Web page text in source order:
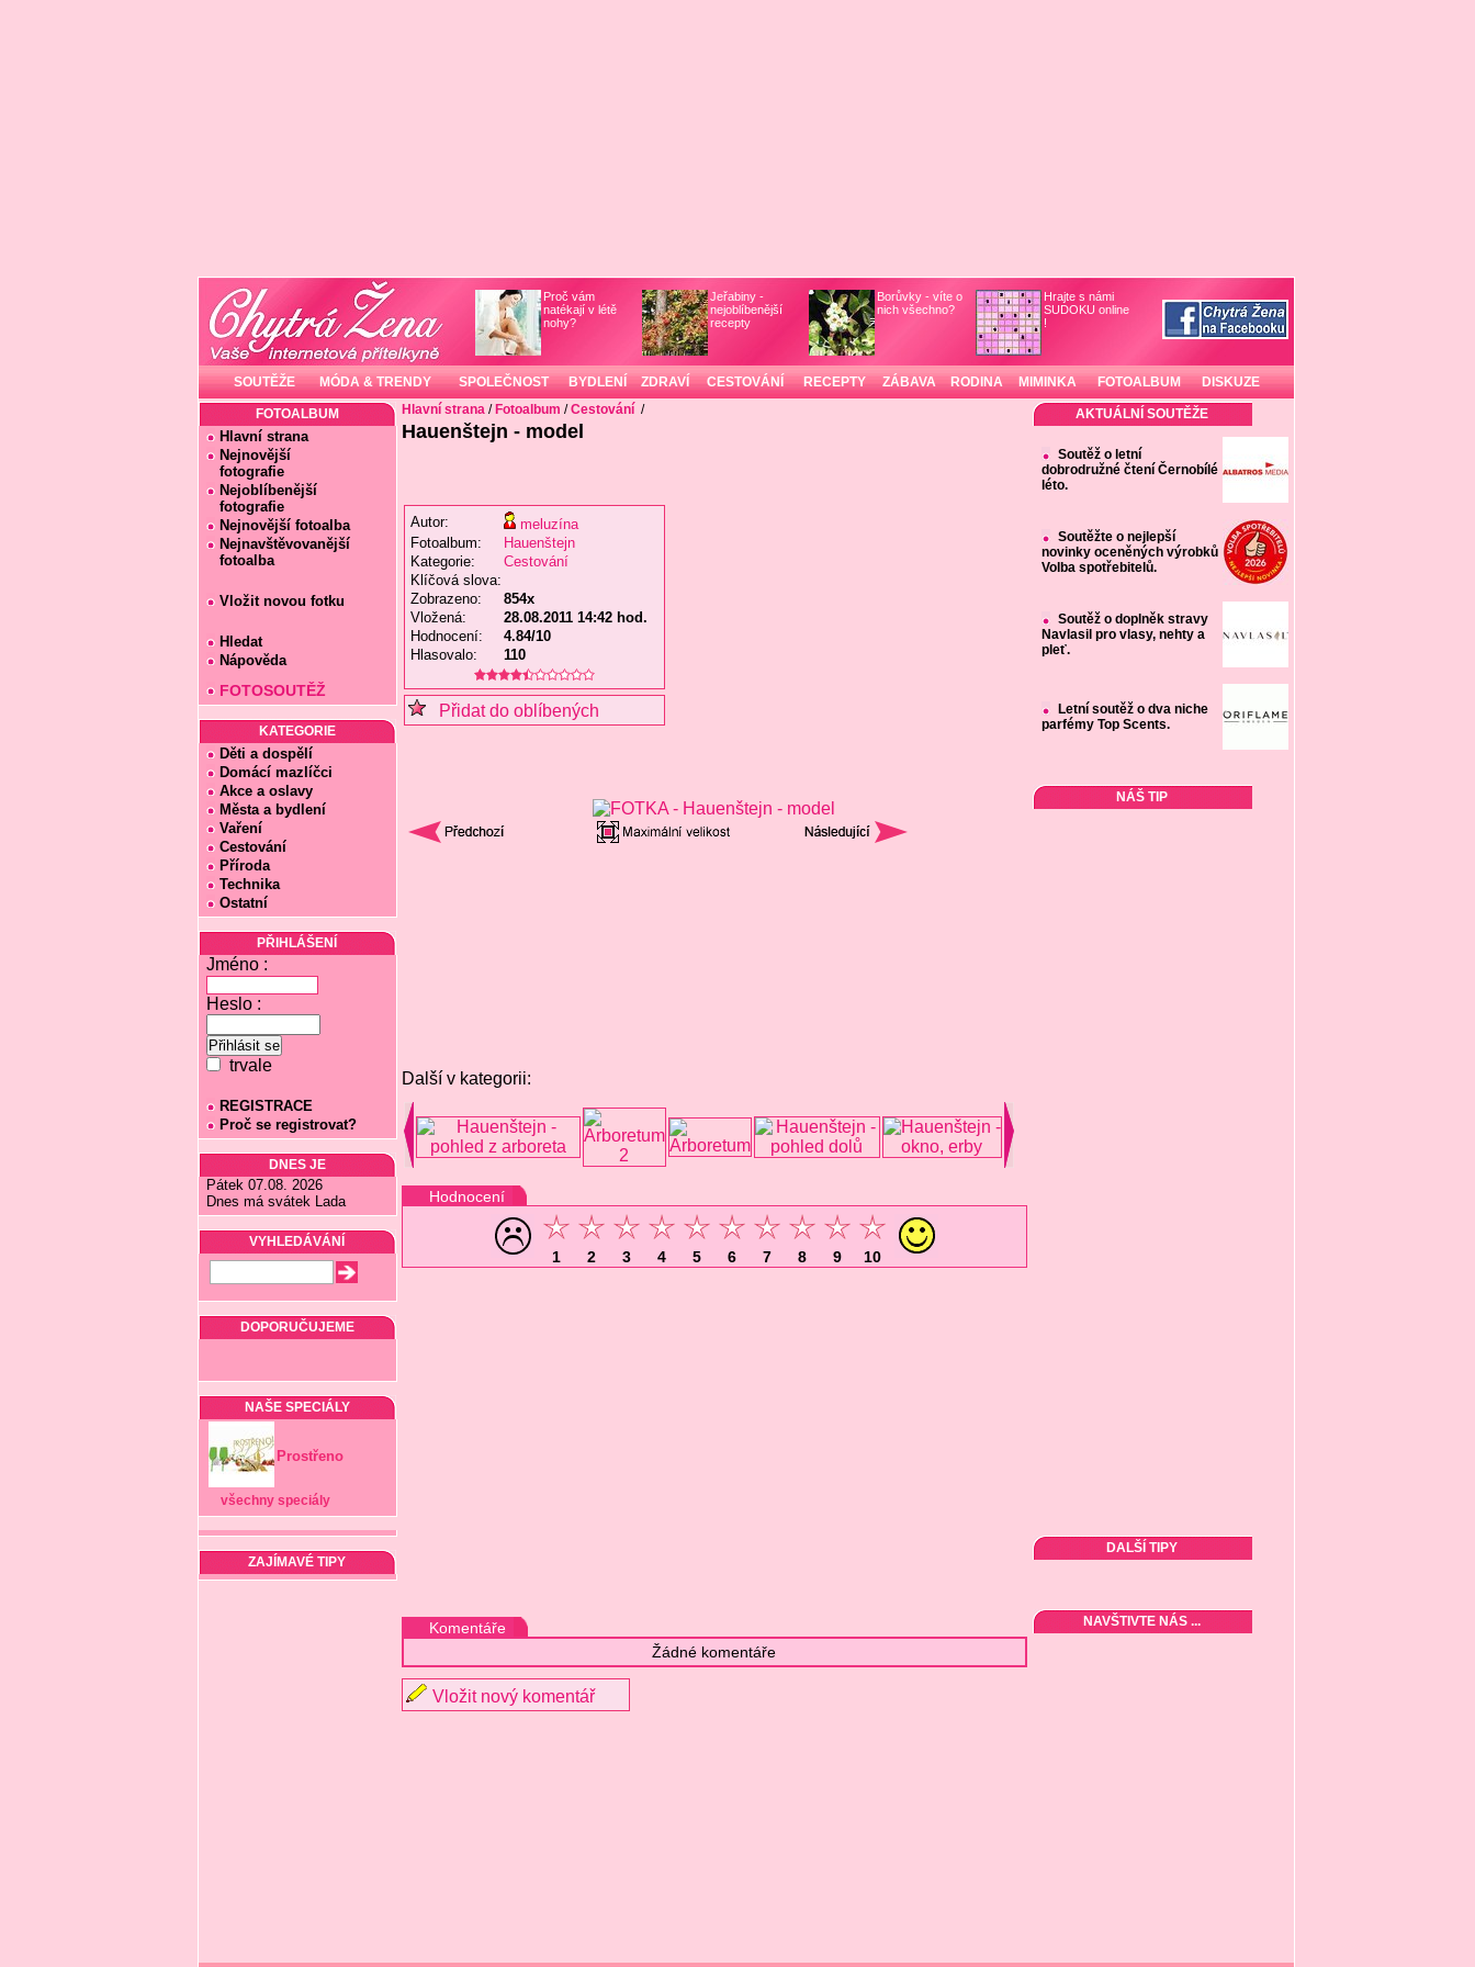
Proč vám
natékají v létě
nohy?
Jeřabiny -
nejoblíbenější
recepty
Borůvky - víte o
nich všechno?
Hrajte s námi
SUDOKU online
!
SOUTĚŽE MÓDA & TRENDY SPOLEČNOST BYDLENÍ ZDRAVÍ CESTOVÁNÍ RECEPTY ZÁBAVA RODINA MIMINKA FOTOALBUM DISKUZE
FOTOALBUM
Hlavní strana
Nejnovější
fotografie
Nejoblíbenější
fotografie
Nejnovější fotoalba
Nejnavštěvovanější
fotoalba
Vložit novou fotku
Hledat
Nápověda
FOTOSOUTĚŽ
KATEGORIE
Děti a dospělí
Domácí mazlíčci
Akce a oslavy
Města a bydlení
Vaření
Cestování
Příroda
Technika
Ostatní
PŘIHLÁŠENÍ
Jméno :
Heslo :
trvale
REGISTRACE
Proč se registrovat?
DNES JE
Pátek 07.08. 2026
Dnes má svátek Lada
VYHLEDÁVÁNÍ
DOPORUČUJEME
NAŠE SPECIÁLY
Prostřeno
všechny speciály
ZAJÍMAVÉ TIPY
Hlavní strana/ Fotoalbum /Cestování /
Hauenštejn - model
Autor:
meluzína
Fotoalbum:
Hauenštejn
Kategorie:
Cestování
Klíčová slova:
Zobrazeno:
854x
Vložená:
28.08.2011 14:42 hod.
Hodnocení:
4.84/10
Hlasovalo:
110
Přidat do oblíbených
Další v kategorii:
Hodnocení
1 2 3 4 5 6 7 8 9 10
Komentáře
Žádné komentáře
Vložit nový komentář
AKTUÁLNÍ SOUTĚŽE
Soutěž o letní
dobrodružné čtení Černobílé
léto.
Soutěžte o nejlepší
novinky oceněných výrobků
Volba spotřebitelů.
Soutěž o doplněk stravy
Navlasil pro vlasy, nehty a
pleť.
Letní soutěž o dva niche
parfémy Top Scents.
NÁŠ TIP
DALŠÍ TIPY
NAVŠTIVTE NÁS ...